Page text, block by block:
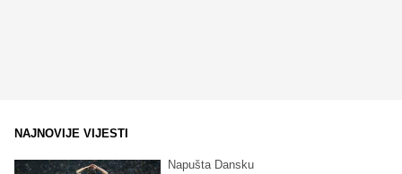
NAJNOVIJE VIJESTI
Napušta Dansku